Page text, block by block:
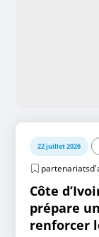
22 juillet 2026
Côte
prépare
renforcer